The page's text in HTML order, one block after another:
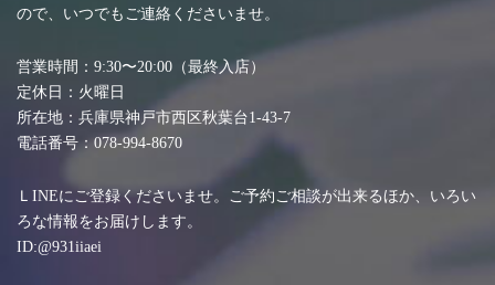
ので、いつでもご連絡くださいませ。
営業時間：9:30〜20:00（最終入店）
定休日：火曜日
所在地：兵庫県神戸市西区秋葉台1-43-7
電話番号：078-994-8670
ＬINEにご登録くださいませ。ご予約ご相談が出来るほか、いろい
ろな情報をお届けします。
ID:@931iiaei